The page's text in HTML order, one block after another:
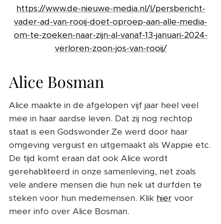
https://www.de-nieuwe-media.nl/l/persbericht-
vader-ad-van-rooij-doet-oproep-aan-alle-media-
om-te-zoeken-naar-zijn-al-vanaf-13-januari-2024-
verloren-zoon-jos-van-rooij/
Alice Bosman
Alice maakte in de afgelopen vijf jaar heel veel
mee in haar aardse leven. Dat zij nog rechtop
staat is een Godswonder.Ze werd door haar
omgeving verguist en uitgemaakt als Wappie etc.
De tijd komt eraan dat ook Alice wordt
gerehabliteerd in onze samenleving, net zoals
vele andere mensen die hun nek uit durfden te
steken voor hun medemensen. Klik hier voor
meer info over Alice Bosman.